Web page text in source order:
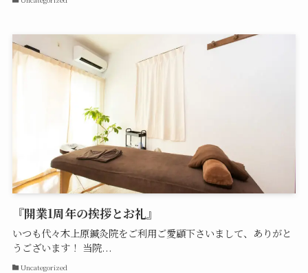
『開業1周年の挨拶とお礼』
いつも代々木上原鍼灸院をご利用ご愛顧下さいまして、ありがと
うございます！ 当院...
Uncategorized